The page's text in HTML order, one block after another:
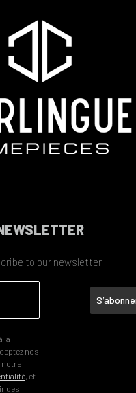
to our newsletter
la
nos
notre
, et
des